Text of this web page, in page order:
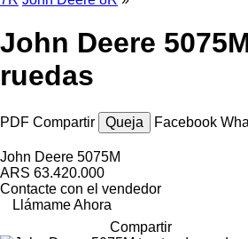
John Deere
ruedas
PDF Compartir Queja Facebook
John Deere 5075M
ARS 63.420.000
Contacte con el vendedor
Llámame Ahora
Compartir